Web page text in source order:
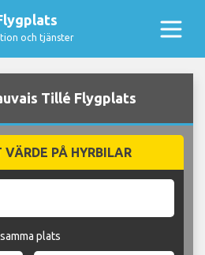
och tjänster
Tillé Flygplats
VÄRDE PÅ HYRBILAR
plats